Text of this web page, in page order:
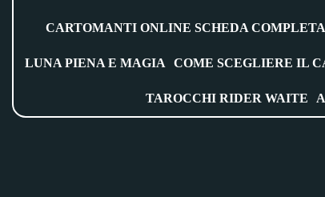
CARTOMANTI ONLINE SCHEDA COMPLETA
LUNA PIENA E MAGIA COME SCEGLIERE IL
TAROCCHI RIDER WAITE